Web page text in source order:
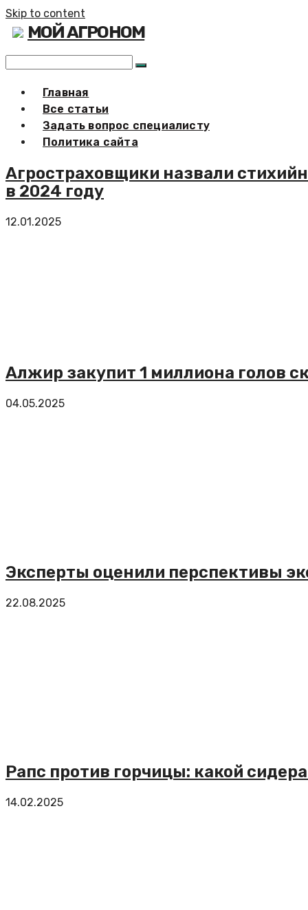
Skip to content
МОЙ АГРОНОМ
Главная
Все статьи
Задать вопрос специалисту
Политика сайта
Агростраховщики назвали
в 2024 году
12.01.2025
Алжир закупит 1 миллиона голов
04.05.2025
Эксперты оценили перспективы
22.08.2025
Рапс против горчицы: какой
14.02.2025